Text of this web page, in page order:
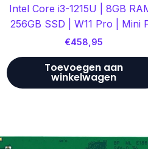
Intel Core i3-1215U | 8GB
256GB SSD | W11 Pro | Mini
€458,95
Toevoegen aan
winkelwagen